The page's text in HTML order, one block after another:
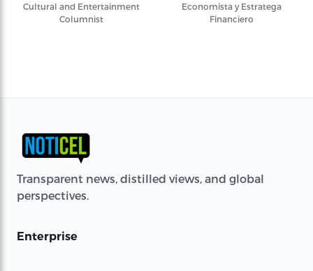
Cultural and Entertainment
Columnist
Economista y Estratega
Financiero
Transparent news, distilled views, and global
perspectives.
Enterprise